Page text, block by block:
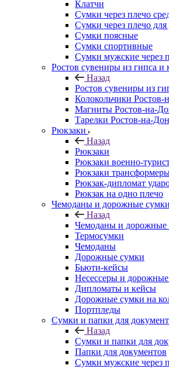
Клатчи
Сумки через плечо
Сумки через плечо
Сумки поясные
Сумки спортивные
Сумки мужские через
Ростов сувениры из гипса и
Назад
Ростов сувениры из
Колокольчики Ростов-
Магниты Ростов-на-
Тарелки Ростов-на-
Рюкзаки
Назад
Рюкзаки
Рюкзаки военно-
Рюкзаки
Рюкзак-дипломат
Рюкзак на одно плечо
Чемоданы и дорожные сумки
Назад
Чемоданы и дорожные
Термосумки
Чемоданы
Дорожные сумки
Бьюти-кейсы
Несессеры и
Дипломаты и кейсы
Дорожные сумки на
Портпледы
Сумки и папки для
Назад
Сумки и папки для
Папки для документов
Сумки мужские через